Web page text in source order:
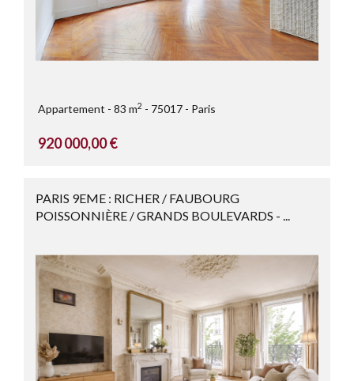
Appartement 83 m2 75017 Paris
920 000,00 €
PARIS 9EME : RICHER / FAUBOURG
POISSONNIÈRE / GRANDS BOULEVARDS - ...